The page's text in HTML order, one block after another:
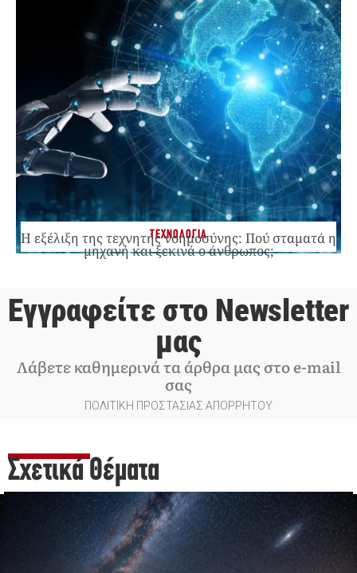
ΤΕΧΝΟΛΟΓΙΑ
Η εξέλιξη της τεχνητής νοημοσύνης: Πού σταματά η
μηχανή και ξεκινά ο άνθρωπος;
Εγγραφείτε στο Newsletter
μας
Λάβετε καθημερινά τα άρθρα μας στο e-mail
σας
ΠΟΛΙΤΙΚΗ ΠΡΟΣΤΑΣΙΑΣ ΑΠΟΡΡΗΤΟΥ
Σχετικά Θέματα